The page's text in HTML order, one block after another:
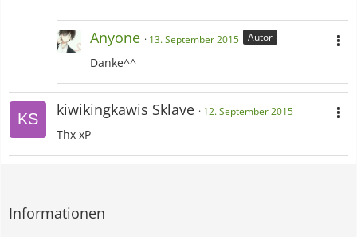
Anyone 13. September 2015 Autor
Danke^^
kiwikingkawis Sklave 12. September 2015
Thx xP
Informationen